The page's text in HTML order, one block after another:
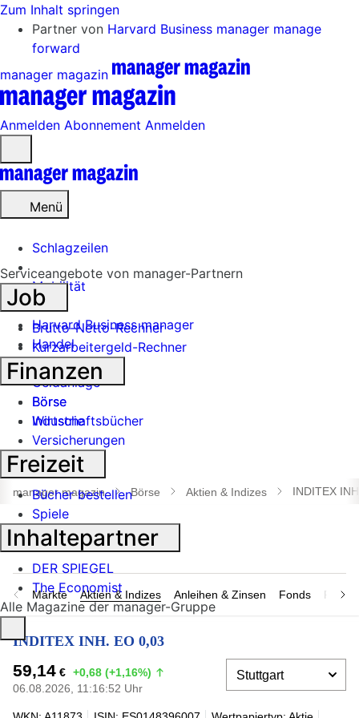
Zum Inhalt springen
Partner von Harvard Business manager manage
forward
manager magazin
Anmelden Abonnement Anmelden
öffnen
Menü
Schlagzeilen
Mobilität
Tech
Harvard Business manager
Handel
Banken
Geldanlage
Börse
Industrie
Suche
öffnen
manager magazin Börse Aktien & Indizes INDITEX
Märkte Aktien & Indizes Anleihen & Zinsen Fonds
INDITEX INH. EO 0,03
59,14 € +0,68 (+1,16%)
06.08.2026, 11:16:52 Uhr
Serviceangebote von manager-Partnern
Job
Brutto-Netto-Rechner
Kurzarbeitergeld-Rechner
Finanzen
Börse
Wirtschaftsbücher
Versicherungen
Freizeit
Bücher bestellen
Spiele
Inhaltepartner
DER SPIEGEL
The Economist
Alle Magazine der manager-Gruppe